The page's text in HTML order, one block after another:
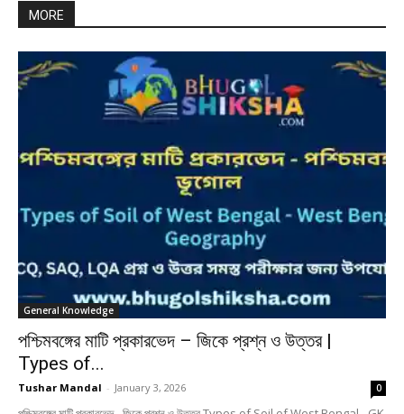
MORE
General Knowledge
পশ্চিমবঙ্গের মাটি প্রকারভেদ – জিকে প্রশ্ন ও উত্তর |
Types of...
Tushar Mandal - January 3, 2026 0